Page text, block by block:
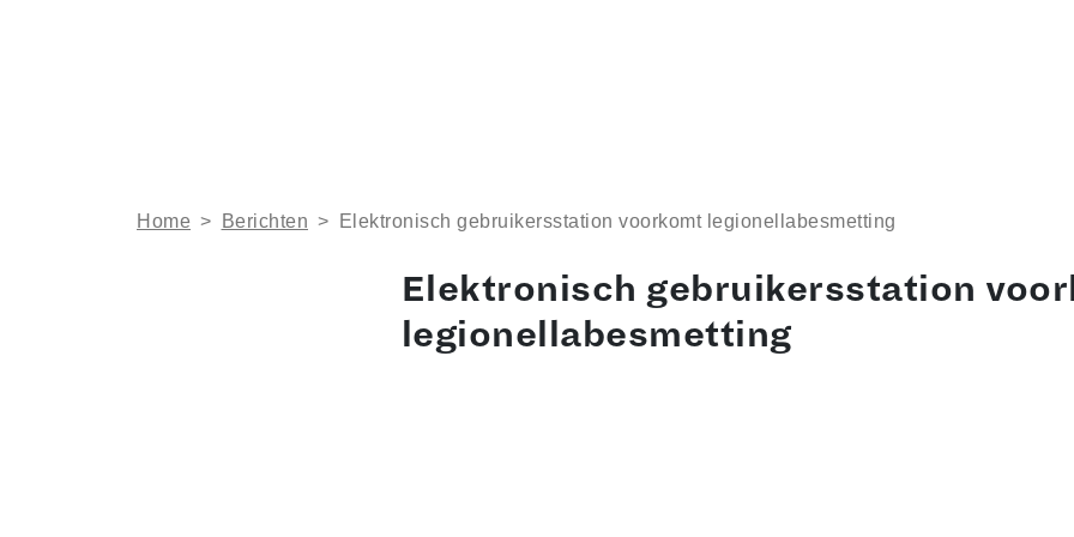
Home > Berichten > Elektronisch gebruikersstation voorkomt legionellabesmetting
Elektronisch gebruikersstation
legionellabesmetting